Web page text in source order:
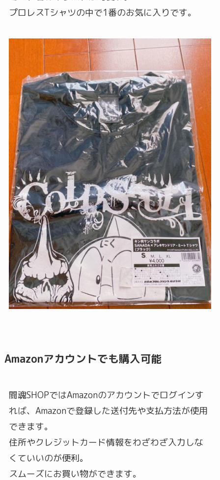
プロレスTシャツの中で1番のお気に入りです。
Amazonアカウントでも購入可能
闘魂SHOPではAmazonのアカウントでログインす
れば、Amazonで登録した送付先や支払方法が使用
できます。
住所やクレジットカード情報をわざわざ入力しな
くていいのが便利。
スムーズにお買い物ができます。